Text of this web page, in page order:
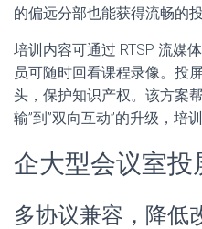
的偏远分部也能获得流畅的投
培训内容可通过 RTSP 流媒
员可随时回看课程录像。投
头，保护知识产权。该方案
输”到”双向互动”的升级，培
企大型会议室投
多协议兼容，降低